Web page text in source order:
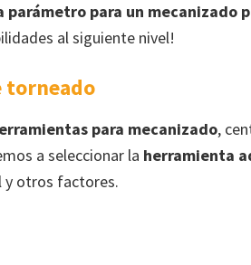
para un mecanizado
al siguiente nivel!
torneado
para mecanizado,
a seleccionar la herramienta
y otros factores.